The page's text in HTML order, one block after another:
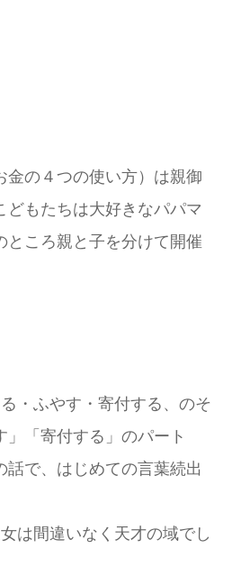
の４つの使い方）は親御
どもたちは大好きなパパマ
ところ親と子を分けて開催
・ふやす・寄付する、のそ
「寄付する」のパート
で、はじめての言葉続出
は間違いなく天才の域でし